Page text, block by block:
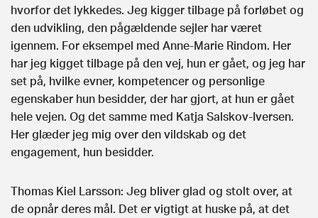
hvorfor det lykkedes. Jeg kigger tilbage på forløbet og
den udvikling, den pågældende sejler har været
igennem. For eksempel med Anne-Marie Rindom. Her
har jeg kigget tilbage på den vej, hun er gået, og jeg har
set på, hvilke evner, kompetencer og personlige
egenskaber hun besidder, der har gjort, at hun er gået
hele vejen. Og det samme med Katja Salskov-Iversen.
Her glæder jeg mig over den vildskab og det
engagement, hun besidder.
Thomas Kiel Larsson: Jeg bliver glad og stolt over, at
de opnår deres mål. Det er vigtigt at huske på, at det